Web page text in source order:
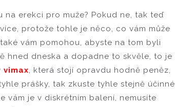
erekci pro muže? Pokud ne, tak teď
protože tohle je něco, co vám může
vám pomohou, abyste na tom byli
hned dneska a dopadne to skvěle, to je
vimax, která stojí opravdu hodně peněz,
prášky, tak zkuste tyhle stejně účinné
vám je v diskrétním balení, nemusíte